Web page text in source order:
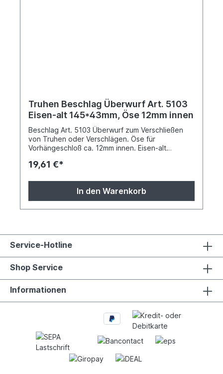
Truhen Beschlag Überwurf Art. 5103
Eisen-alt 145*43mm, Öse 12mm innen
Beschlag Art. 5103 Überwurf zum Verschließen
von Truhen oder Verschlägen. Öse für
Vorhängeschloß ca. 12mm innen. Eisen-alt
vorbehalten.
19,61 €*
In den Warenkorb
Service-Hotline
Shop Service
Informationen